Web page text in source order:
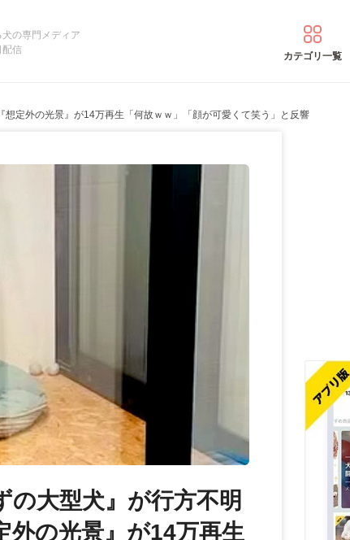
の専門メディア
配信
カテゴリ一覧
定外の光景』が14万再生「何故ｗｗ」「顔が可愛くて笑う」と反響
大型犬』が行方不明
の光景』が14万再生